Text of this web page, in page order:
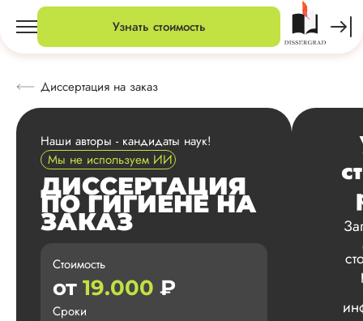
Узнать стоимость
Диссертация на заказ
Наши авторы - кандидаты наук!
Мы не используем ИИ
ДИССЕРТАЦИЯ
ПО ГИГИЕНЕ НА
ЗАКАЗ
Стоимость
от 19.000 ₽
Сроки